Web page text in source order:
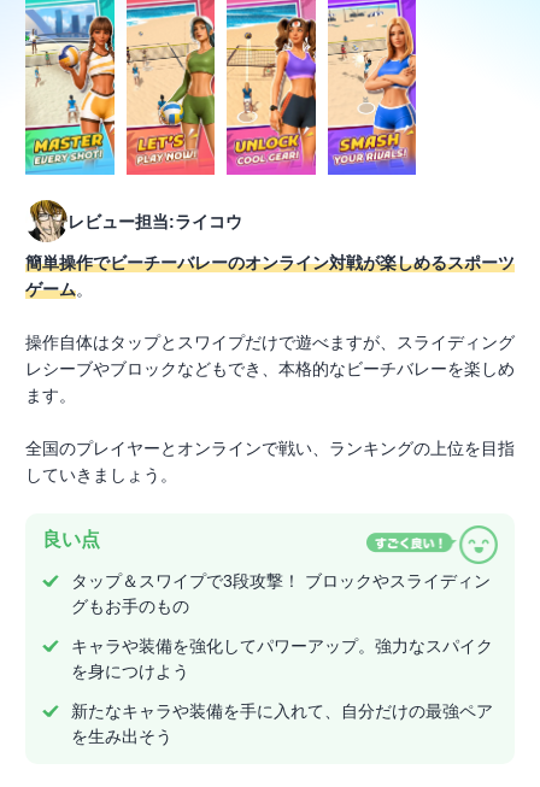
レビュー担当:ライコウ
簡単操作でビーチーバレーのオンライン対戦が楽しめるスポーツ
ゲーム。
操作自体はタップとスワイプだけで遊べますが、スライディング
レシーブやブロックなどもでき、本格的なビーチバレーを楽しめ
ます。
全国のプレイヤーとオンラインで戦い、ランキングの上位を目指
していきましょう。
良い点
タップ＆スワイプで3段攻撃！ ブロックやスライディン
グもお手のもの
キャラや装備を強化してパワーアップ。強力なスパイク
を身につけよう
新たなキャラや装備を手に入れて、自分だけの最強ペア
を生み出そう